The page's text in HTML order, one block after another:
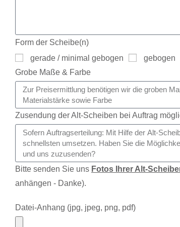
Form der Scheibe(n)
gerade / minimal gebogen
gebogen
Grobe Maße & Farbe
Zusendung der Alt-Scheiben bei Auftrag
Bitte senden Sie uns Fotos Ihrer Alt-
anhängen - Danke).
Datei-Anhang (jpg, jpeg, png, pdf)